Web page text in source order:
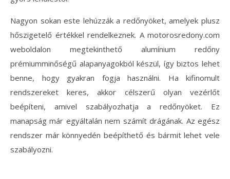
Nagyon sokan este lehúzzák a redőnyöket, amelyek plusz
hőszigetelő értékkel rendelkeznek. A motorosredony.com
weboldalon megtekinthető alumínium redőny
prémiumminőségű alapanyagokból készül, így biztos lehet
benne, hogy gyakran fogja használni. Ha kifinomult
rendszereket keres, akkor célszerű olyan vezérlőt
beépíteni, amivel szabályozhatja a redőnyöket. Ez
manapság már egyáltalán nem számít drágának. Az egész
rendszer már könnyedén beépíthető és bármit lehet vele
szabályozni.